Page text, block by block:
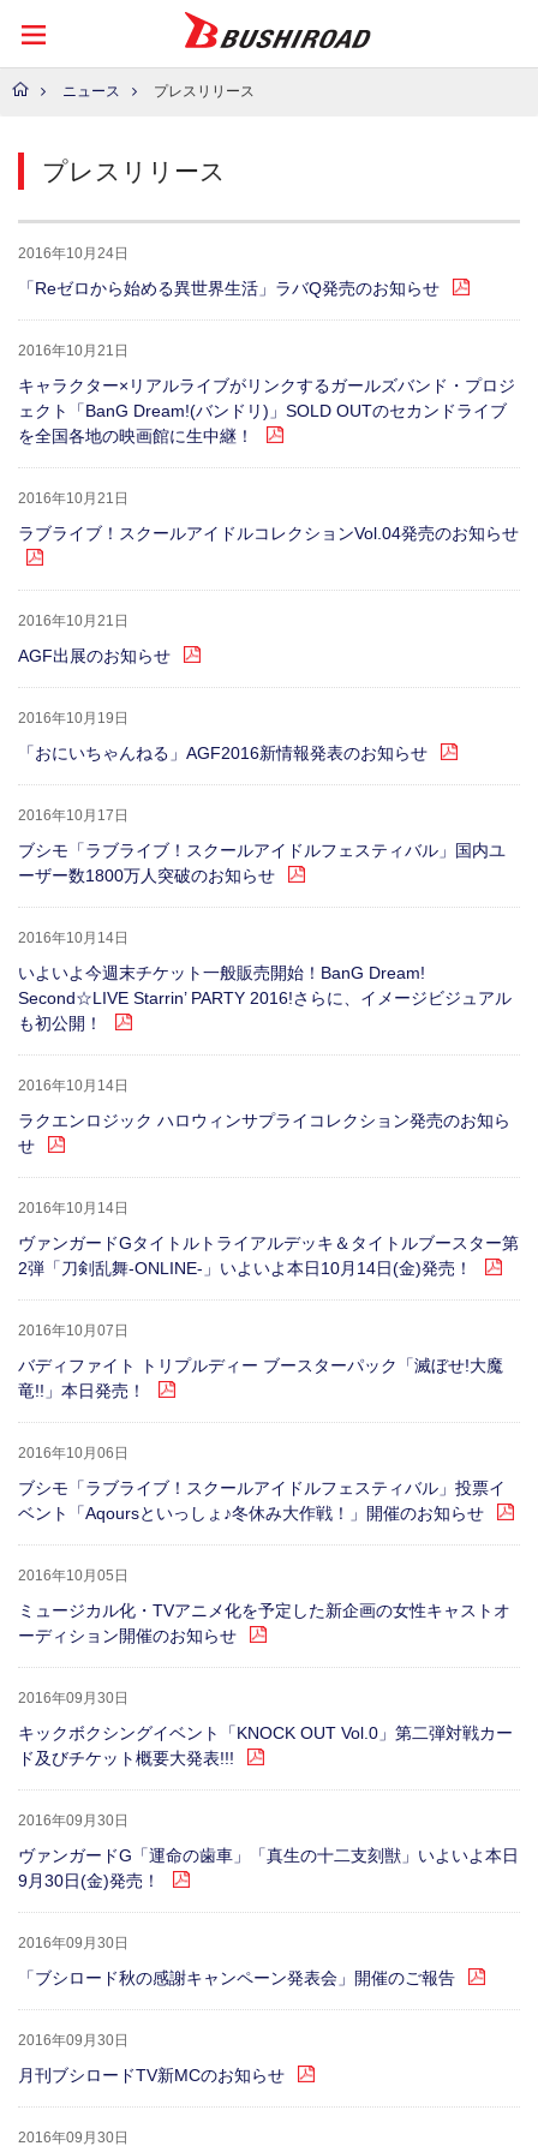
ニュース プレスリリース
プレスリリース
2016年10月24日
「Reゼロから始める異世界生活」ラバQ発売のお知らせ
2016年10月21日
キャラクター×リアルライブがリンクするガールズバンド・プロジ
ェクト「BanG Dream!(バンドリ)」SOLD OUTのセカンドライブ
を全国各地の映画館に生中継！
2016年10月21日
ラブライブ！スクールアイドルコレクションVol.04発売のお知らせ
2016年10月21日
AGF出展のお知らせ
2016年10月19日
「おにいちゃんねる」AGF2016新情報発表のお知らせ
2016年10月17日
ブシモ「ラブライブ！スクールアイドルフェスティバル」国内ユ
ーザー数1800万人突破のお知らせ
2016年10月14日
いよいよ今週末チケット一般販売開始！BanG Dream!
Second☆LIVE Starrin’ PARTY 2016!さらに、イメージビジュアル
も初公開！
2016年10月14日
ラクエンロジック ハロウィンサプライコレクション発売のお知ら
せ
2016年10月14日
ヴァンガードGタイトルトライアルデッキ＆タイトルブースター第
2弾「刀剣乱舞-ONLINE-」いよいよ本日10月14日(金)発売！
2016年10月07日
バディファイト トリプルディー ブースターパック「滅ぼせ!大魔
竜!!」本日発売！
2016年10月06日
ブシモ「ラブライブ！スクールアイドルフェスティバル」投票イ
ベント「Aqoursといっしょ♪冬休み大作戦！」開催のお知らせ
2016年10月05日
ミュージカル化・TVアニメ化を予定した新企画の女性キャストオ
ーディション開催のお知らせ
2016年09月30日
キックボクシングイベント「KNOCK OUT Vol.0」第二弾対戦カー
ド及びチケット概要大発表!!!
2016年09月30日
ヴァンガードG「運命の歯車」「真生の十二支刻獣」いよいよ本日
9月30日(金)発売！
2016年09月30日
「ブシロード秋の感謝キャンペーン発表会」開催のご報告
2016年09月30日
月刊ブシロードTV新MCのお知らせ
2016年09月30日